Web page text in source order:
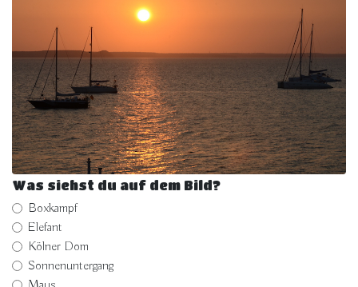
Was siehst du auf dem Bild?
Boxkampf
Elefant
Kölner Dom
Sonnenuntergang